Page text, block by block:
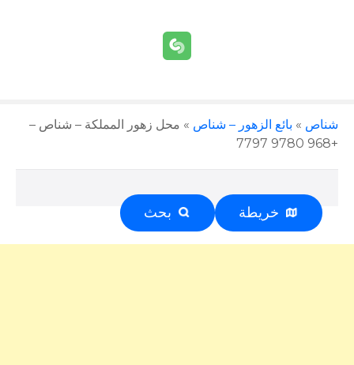
شناص » بائع الزهور – شناص » محل زهور المملكة – شناص –
+968 9780 7797
خريطة بحثإعلان